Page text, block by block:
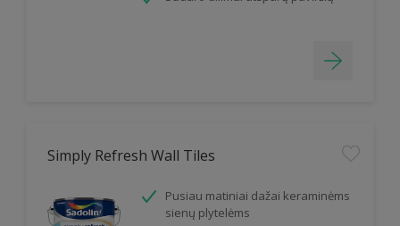
Simply Refresh Wall Tiles
Pusiau matiniai dažai keraminėms
sienų plytelėms